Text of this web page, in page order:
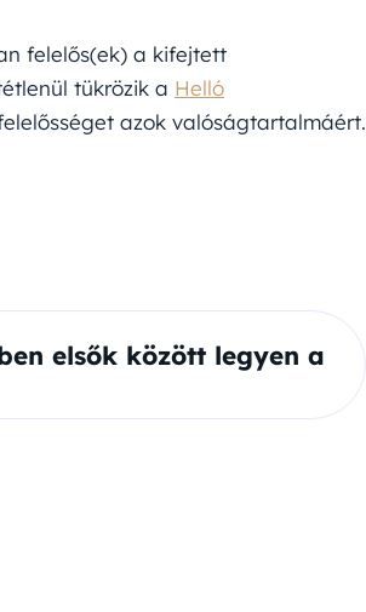
felelős(ek) a kifejtett
tükrözik a Helló
azok valóságtartalmáért.
elsők között legyen a